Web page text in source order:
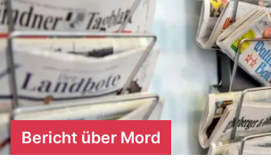
Bericht über Mord